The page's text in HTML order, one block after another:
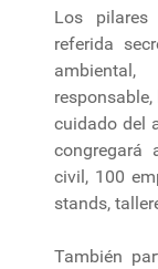
Los
referida
cuidado del
congregará
civil, 100
stands,
También